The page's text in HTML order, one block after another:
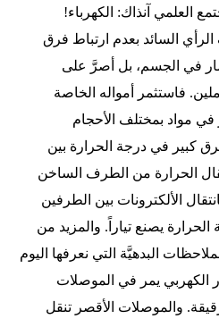
العلمي آنذاك: الكهرباء!
السائد بعدم ارتباط فرق
في الجسم، بل أصرَّ على
فاستثمر أمواله الخاصة
مواد بمختلف الأحجام
كبير في درجة الحرارة بين
الحرارة من الطرف الساخن
الألكترونات بين الطرفين
يصنع تياراً. والمزيد من
البدهيَّة التي نعرفها اليوم
الكهربي يمر في الموصلات
والموصلات الأقصر تنقل